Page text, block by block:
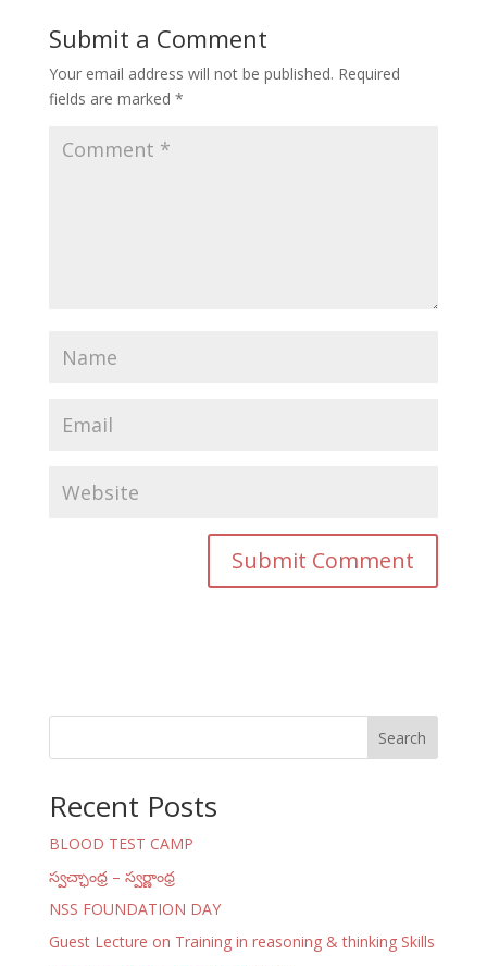
Submit a Comment
Your email address will not be published. Required
fields are marked *
Search
Recent Posts
BLOOD TEST CAMP
స్వచ్ఛాంధ్ర – స్వర్ణాంధ్ర
NSS FOUNDATION DAY
Guest Lecture on Training in reasoning & thinking Skills